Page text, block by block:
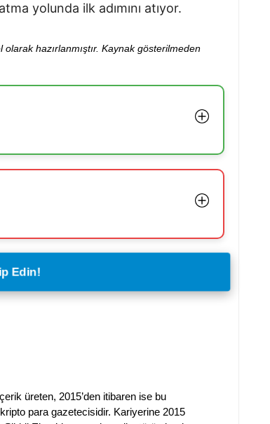
yolunda ilk adımını atıyor.
hazırlanmıştır. Kaynak gösterilmeden
Edin!
üreten, 2015’den itibaren ise bu
para gazetecisidir. Kariyerine 2015